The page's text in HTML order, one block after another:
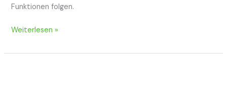
Funktionen folgen.
SebCheck:
Go
Weiterlesen »